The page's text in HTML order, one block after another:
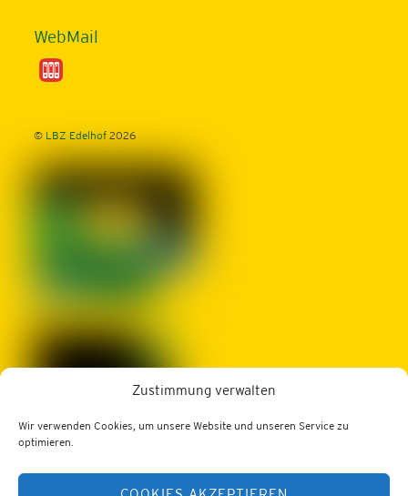
Zustimmung verwalten
Wir verwenden Cookies, um unsere Website und unseren Service zu
optimieren.
WebMail
© LBZ Edelhof2026
LBZ Edelhof